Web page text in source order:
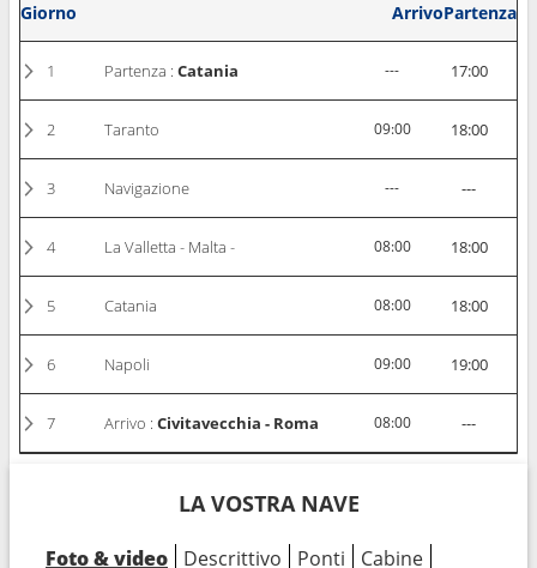
Giorno ArrivoPartenza
1 Partenza :Catania --- 17:00
2 Taranto 09:00 18:00
3 Navigazione --- ---
4 La Valletta - Malta - 08:00 18:00
5 Catania 08:00 18:00
6 Napoli 09:00 19:00
7 Arrivo :Civitavecchia - Roma 08:00 ---
LA VOSTRA NAVE
Foto & video Descrittivo Ponti Cabine